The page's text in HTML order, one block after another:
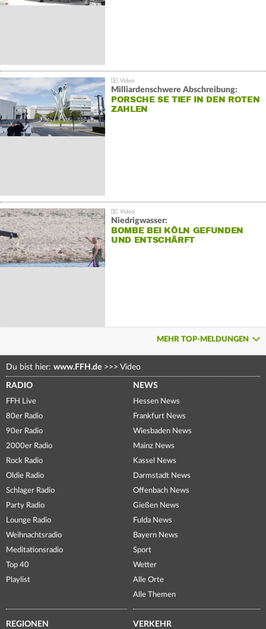
Milliardenschwere Abschreibung:
PORSCHE SE TIEF IN DEN ROTEN
ZAHLEN
Niedrigwasser:
BOMBE BEI KÖLN GEFUNDEN
UND ENTSCHÄRFT
MEHR TOP-MELDUNGEN
Du bist hier: www.FFH.de >>> Video
RADIO
FFH Live
80er Radio
90er Radio
2000er Radio
Rock Radio
Oldie Radio
Schlager Radio
Party Radio
Lounge Radio
Weihnachtsradio
Meditationsradio
Top 40
Playlist
NEWS
Hessen News
Frankfurt News
Wiesbaden News
Mainz News
Kassel News
Darmstadt News
Offenbach News
Gießen News
Fulda News
Bayern News
Sport
Wetter
Alle Orte
Alle Themen
REGIONEN VERKEHR